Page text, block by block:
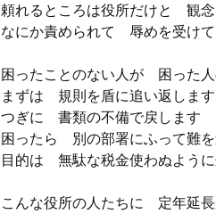
頼れるところは役所だけと 観念
なにか責められて 辱めを受け
困ったことのない人が 困った
まずは 規則を盾に追い返します
つぎに 書類の不備で戻します
困ったら 別の部署にふって難
目的は 無駄な税金使わぬよう
こんな役所の人たちに 定年延